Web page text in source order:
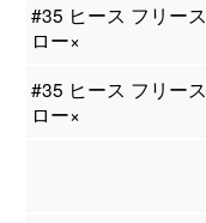
#35 ヒース フリース
ロー×
#35 ヒース フリース
ロー×